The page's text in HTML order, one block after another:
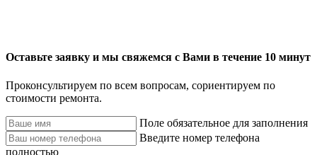
Оставьте заявку и мы свяжемся с Вами в течение 10 минут
Проконсультируем по всем вопросам, сориентируем по
стоимости ремонта.
Поле обязательное для заполнения
Введите номер телефона
полностью